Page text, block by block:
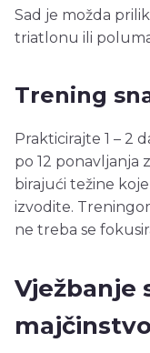
Sad je možda
triatlonu ili
Trening
Prakticirajte 1 – 2
po 12 ponavljanja
birajući težine
izvodite.
ne treba se
Vježbanje